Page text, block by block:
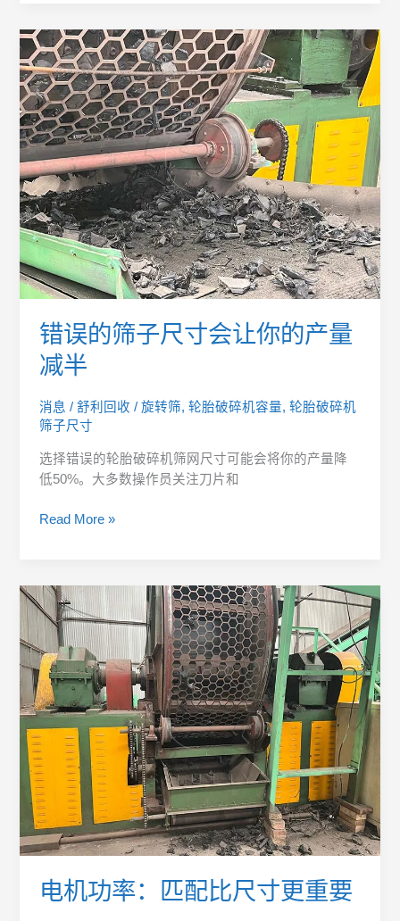
错误的筛子尺寸会让你的产量
减半
消息 /舒利回收/旋转筛,轮胎破碎机容量,轮胎破碎机
筛子尺寸
选择错误的轮胎破碎机筛网尺寸可能会将你的产量降
低50%。大多数操作员关注刀片和
错
误
的
筛
子
尺
寸
会
让
你
的
产
量
半
Read More »
电机功率：匹配比尺寸更重要
电
机
功
率：
匹
配
比
尺
寸
更
重
要